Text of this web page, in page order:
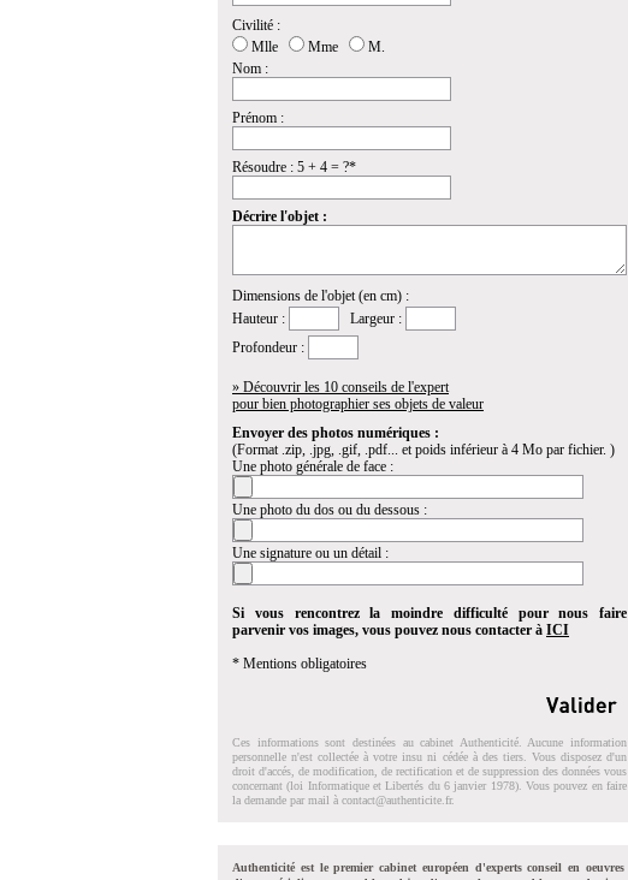
Civilité :
Mlle
Mme
M.
Nom :
Prénom :
Résoudre : 5 + 4 = ?*
Décrire l'objet :
Dimensions de l'objet (en cm) :
Hauteur :
Largeur :
Profondeur :
» Découvrir les 10 conseils de l'expert
pour bien photographier ses objets de valeur
Envoyer des photos numériques :
(Format .zip, .jpg, .gif, .pdf... et poids inférieur à 4 Mo par fichier. )
Une photo générale de face :
Une photo du dos ou du dessous :
Une signature ou un détail :
Si vous rencontrez la moindre difficulté pour nous faire
parvenir vos images, vous pouvez nous contacter à ICI
* Mentions obligatoires
Ces informations sont destinées au cabinet Authenticité. Aucune information
personnelle n'est collectée à votre insu ni cédée à des tiers. Vous disposez d'un
droit d'accés, de modification, de rectification et de suppression des données vous
concernant (loi Informatique et Libertés du 6 janvier 1978). Vous pouvez en faire
la demande par mail à contact@authenticite.fr.
Authenticité est le premier cabinet européen d'experts conseil en oeuvres